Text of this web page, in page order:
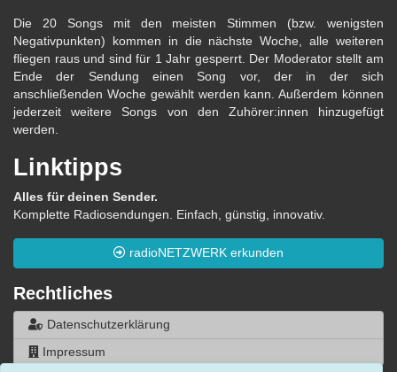
Die 20 Songs mit den meisten Stimmen (bzw. wenigsten
Negativpunkten) kommen in die nächste Woche, alle weiteren
fliegen raus und sind für 1 Jahr gesperrt. Der Moderator stellt am
Ende der Sendung einen Song vor, der in der sich
anschließenden Woche gewählt werden kann. Außerdem können
jederzeit weitere Songs von den Zuhörer:innen hinzugefügt
werden.
Linktipps
Alles für deinen Sender.
Komplette Radiosendungen. Einfach, günstig, innovativ.
radioNETZWERK erkunden
Rechtliches
Datenschutzerklärung
Impressum